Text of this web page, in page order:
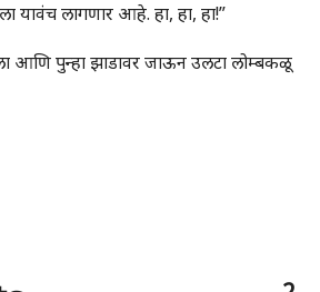
यावंच लागणार आहे. हा, हा, हा!”
आणि पुन्हा झाडावर जाऊन उलटा लोम्बकळू